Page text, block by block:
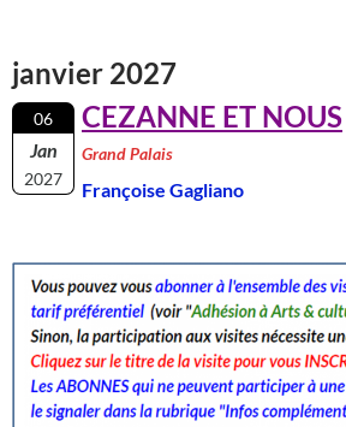
janvier 2027
06
Jan
2027
CEZANNE ET NOUS
Grand Palais
Françoise Gagliano